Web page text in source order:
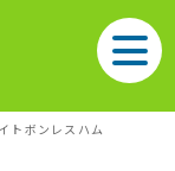
トボンレスハム